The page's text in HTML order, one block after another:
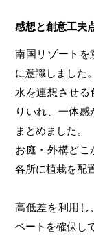
感想と創意工夫
南国リゾートを
に意識しました。
水を連想させる
りいれ、一体
まとめました。
お庭・外構どこ
各所に植栽を配
高低差を利用し
ベートを確保し